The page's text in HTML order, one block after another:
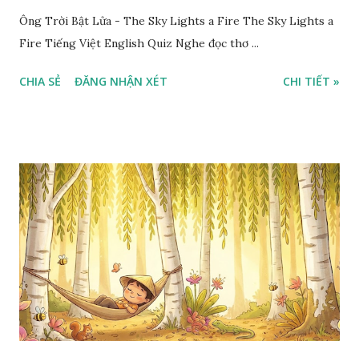
Ông Trời Bật Lửa - The Sky Lights a Fire The Sky Lights a
Fire Tiếng Việt English Quiz Nghe đọc thơ ...
CHIA SẺ ĐĂNG NHẬN XÉT CHI TIẾT »